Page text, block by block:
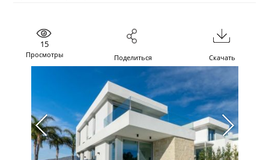
15
Просмотры Поделиться Скачать